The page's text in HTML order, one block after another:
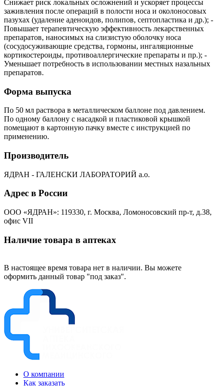
Cнижает риск локальных осложнений и ускоряет процессы
заживления после операций в полости носа и околоносовых
пазухах (удаление аденоидов, полипов, септопластика и др.); -
Повышает терапевтическую эффективность лекарственных
препаратов, наносимых на слизистую оболочку носа
(сосудосуживающие средства, гормоны, ингаляционные
кортикостероиды, противоаллергические препараты и пр.); -
Уменьшает потребность в использовании местных назальных
препаратов.
Форма выпуска
По 50 мл раствора в металлическом баллоне под давлением.
По одному баллону с насадкой и пластиковой крышкой
помещают в картонную пачку вместе с инструкцией по
применению.
Производитель
ЯДРАН - ГАЛЕНСКИ ЛАБОРАТОРИЙ а.о.
Адрес в России
ООО «ЯДРАН»: 119330, г. Москва, Ломоносовский пр-т, д.38,
офис VII
Наличие товара в аптеках
В настоящее время товара нет в наличии. Вы можете
оформить данный товар "под заказ".
О компании
Как заказать